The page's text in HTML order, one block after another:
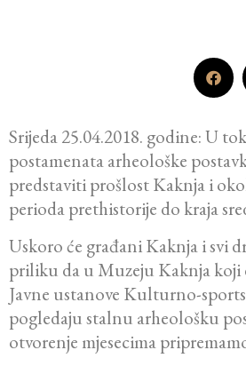
Srijeda 25.04.2018. godine: U
postamenata arheološke
predstaviti prošlost Kaknja i
perioda prethistorije do kraja
Uskoro će građani Kaknja i svi
priliku da u Muzeju Kaknja koji
Javne ustanove Kulturno-
pogledaju stalnu arheološku
otvorenje mjesecima